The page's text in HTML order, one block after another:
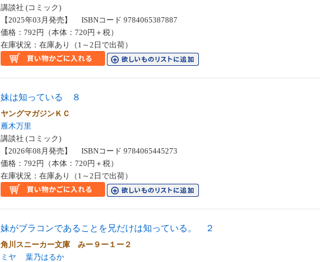
講談社 (コミック)
【2025年03月発売】 ISBNコード 9784065387887
価格：792円（本体：720円＋税）
在庫状況：在庫あり（1～2日で出荷）
妹は知っている ８
ヤングマガジンＫＣ
雁木万里
講談社 (コミック)
【2026年08月発売】 ISBNコード 9784065445273
価格：792円（本体：720円＋税）
在庫状況：在庫あり（1～2日で出荷）
妹がブラコンであることを兄だけは知っている。 ２
角川スニーカー文庫 みー９ー１ー２
ミヤ
葉乃はるか